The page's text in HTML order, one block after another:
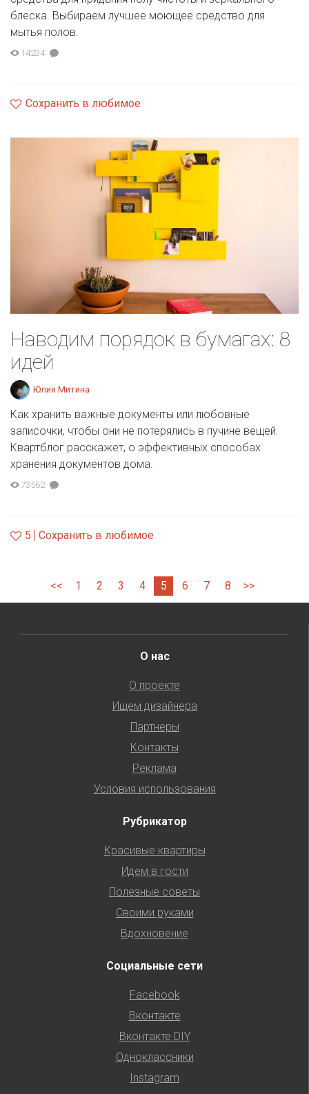
блеска. Выбираем лучшее моющее средство для
мытья полов.
14234
Сохранить в любимое
Наводим порядок в бумагах: 8
идей
Юлия Митина
Как хранить важные документы или любовные
записочки, чтобы они не потерялись в пучине вещей.
Квартблог расскажет, о эффективных способах
хранения документов дома.
73562
5 Сохранить в любимое
<< 1 2 3 4 5 6 7 8 >>
О нас
О проекте
Ищем дизайнера
Партнеры
Контакты
Реклама
Условия использования
Рубрикатор
Красивые квартиры
Идем в гости
Полезные советы
Своими руками
Вдохновение
Социальные сети
Facebook
Вконтакте
Вконтакте DIY
Одноклассники
Instagram